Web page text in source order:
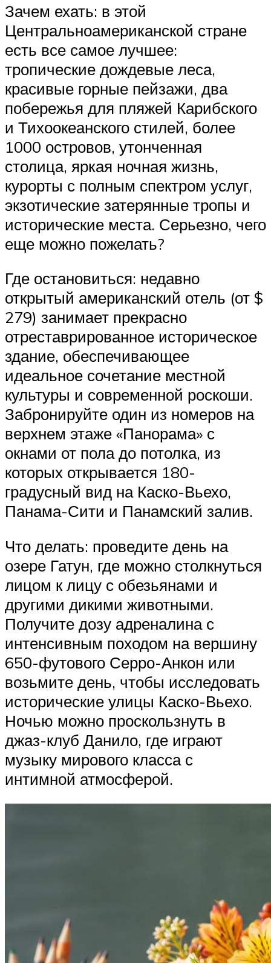
Зачем ехать: в этой
Центральноамериканской стране
есть все самое лучшее:
тропические дождевые леса,
красивые горные пейзажи, два
побережья для пляжей Карибского
и Тихоокеанского стилей, более
1000 островов, утонченная
столица, яркая ночная жизнь,
курорты с полным спектром услуг,
экзотические затерянные тропы и
исторические места. Серьезно, чего
еще можно пожелать?
Где остановиться: недавно
открытый американский отель (от $
279) занимает прекрасно
отреставрированное историческое
здание, обеспечивающее
идеальное сочетание местной
культуры и современной роскоши.
Забронируйте один из номеров на
верхнем этаже «Панорама» с
окнами от пола до потолка, из
которых открывается 180-
градусный вид на Каско-Вьехо,
Панама-Сити и Панамский залив.
Что делать: проведите день на
озере Гатун, где можно столкнуться
лицом к лицу с обезьянами и
другими дикими животными.
Получите дозу адреналина с
интенсивным походом на вершину
650-футового Серро-Анкон или
возьмите день, чтобы исследовать
исторические улицы Каско-Вьехо.
Ночью можно проскользнуть в
джаз-клуб Данило, где играют
музыку мирового класса с
интимной атмосферой.